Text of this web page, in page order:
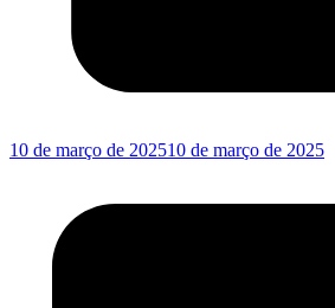
10 de março de 202510 de março de 2025